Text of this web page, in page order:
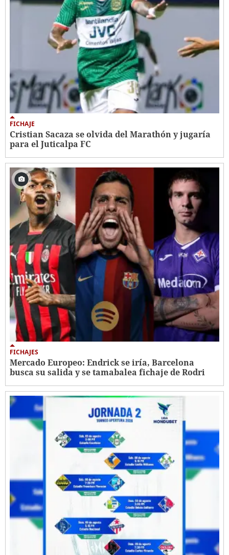
FICHAJE
Cristian Sacaza se olvida del Marathón y jugaría
para el Juticalpa FC
FICHAJES
Mercado Europeo: Endrick se iría, Barcelona
busca su salida y se tamabalea fichaje de Rodri